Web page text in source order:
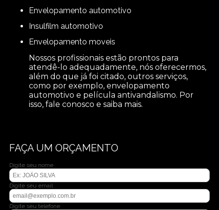
envelopamento automotivo
insulfilm automotivo
envelopamento moveis
Nossos profissionais estão prontos para
atendê-lo adequadamente, nós oferecermos,
além do que já foi citado, outros serviços,
como por exemplo, envelopamento
automotivo e película antivandalismo. Por
isso, fale conosco e saiba mais.
FAÇA UM ORÇAMENTO
Digite seu nome
Digite seu email
Digite seu telefone